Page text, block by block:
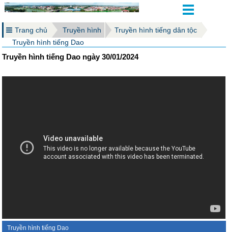
Trang chủ Truyền hình
Truyền hình tiếng dân tộc
Truyền hình tiếng Dao
Truyền hình tiếng Dao ngày 30/01/2024
Truyền hình tiếng Dao